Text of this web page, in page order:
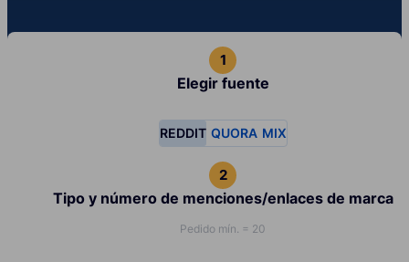
Elegir fuente
REDDIT QUORA MIX
Tipo y número de menciones/enlaces de marca
Pedido mín. = 20